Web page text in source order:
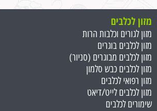
מזון לכלבים
מזון לגורים וכלבות הרות
מזון לכלבים בוגרים
מזון לכלבים מבוגרים (סניור)
מזון לכלבים כבש סלמון
מזון רפואי לכלבים
מזון לכלבים לייט/דיאט
שימורים לכלבים